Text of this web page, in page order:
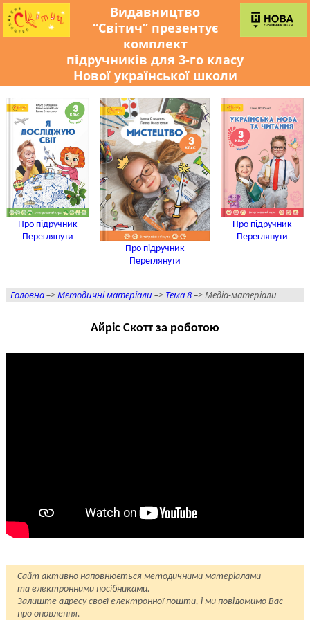
Видавництво
“Світич” презентує
комплект
підручників для 3-го класу
Нової української школи
Про підручник
Переглянути
Про підручник
Переглянути
Про підручник
Переглянути
Головна–>Методичні матеріали –> Тема 8–> Медіа-матеріали
Айріс Скотт за роботою
Сайт активно наповнюється методичними матеріалами
та електронними посібниками.
Залиште адресу своєї електронної пошти, і ми повідомимо Вас
про оновлення.